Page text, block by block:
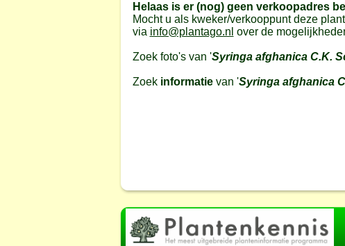
Helaas is er (nog) geen verkoopadres
Mocht u als kweker/verkooppunt deze
via info@plantago.nl over de
Zoek foto's van 'Syringa afghanica C.K.
Zoek informatievan 'Syringa afghanica